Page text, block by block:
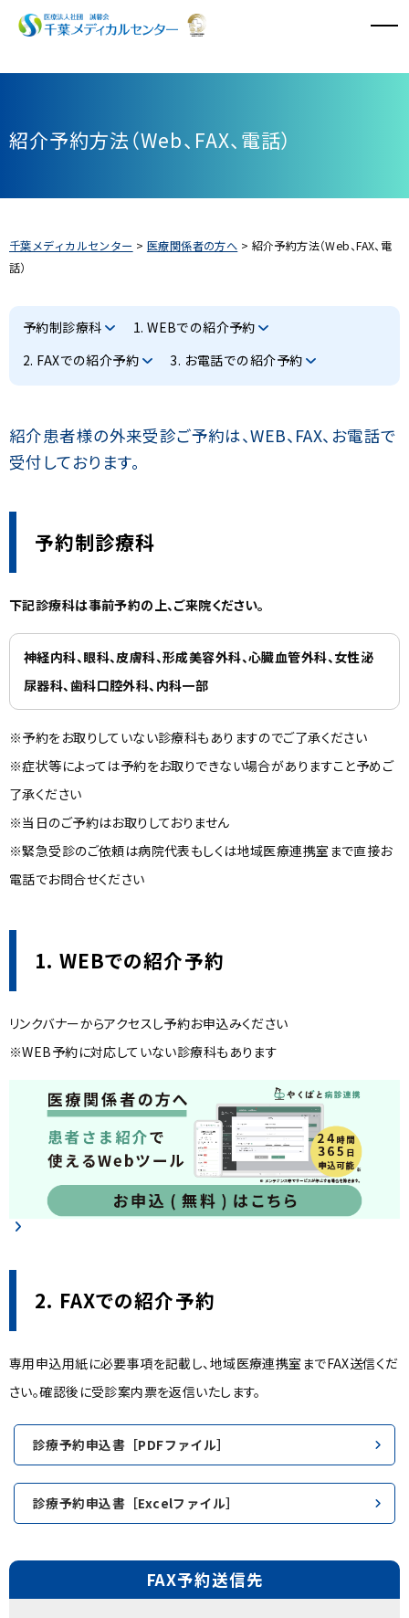
診療科・診療センター
採用情報
医療関係者の方へ
スポーツ医学センター
美容外科
健診センター
看護部
臨床研修医募集
紹介予約方法（Web、FAX、電話）
千葉メディカルセンター > 医療関係者の方へ > 紹介予約方法（Web、FAX、電
話）
予約制診療科
1. WEBでの紹介予約
2. FAXでの紹介予約
3. お電話での紹介予約
紹介患者様の外来受診ご予約は、WEB、FAX、お電話で
受付しております。
予約制診療科
下記診療科は事前予約の上、ご来院ください。
神経内科、眼科、皮膚科、形成美容外科、心臓血管外科、女性泌
尿器科、歯科口腔外科、内科一部
※予約をお取りしていない診療科もありますのでご了承ください
※症状等によっては予約をお取りできない場合がありますこと予めご
了承ください
※当日のご予約はお取りしておりません
※緊急受診のご依頼は病院代表もしくは地域医療連携室まで直接お
電話でお問合せください
1. WEBでの紹介予約
リンクバナーからアクセスし予約お申込みください
※WEB予約に対応していない診療科もあります
2. FAXでの紹介予約
専用申込用紙に必要事項を記載し、地域医療連携室までFAX送信くだ
さい。確認後に受診案内票を返信いたします。
診療予約申込書［PDFファイル］
診療予約申込書［Excelファイル］
FAX予約送信先